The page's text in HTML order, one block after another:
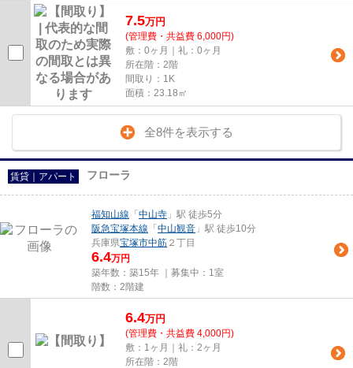
7.5万円
(管理費・共益費 6,000円)
敷：0ヶ月｜礼：0ヶ月
所在階：2階
間取り：1K
面積：23.18㎡
全8件を表示する
賃貸｜アパート フローラ
福知山線 「 中山寺 」駅 徒歩5分
阪急宝塚本線 「 中山観音 」駅 徒歩10分
兵庫県宝塚市中筋 ２丁目
6.4万円
築年数：築15年 ｜募集中： 1室
階数：2階建
6.4万円
(管理費・共益費 4,000円)
敷：1ヶ月｜礼：2ヶ月
所在階：2階